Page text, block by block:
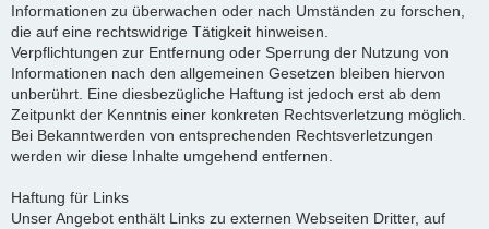
Informationen zu überwachen oder nach Umständen zu forschen,
die auf eine rechtswidrige Tätigkeit hinweisen.
Verpflichtungen zur Entfernung oder Sperrung der Nutzung von
Informationen nach den allgemeinen Gesetzen bleiben hiervon
unberührt. Eine diesbezügliche Haftung ist jedoch erst ab dem
Zeitpunkt der Kenntnis einer konkreten Rechtsverletzung möglich.
Bei Bekanntwerden von entsprechenden Rechtsverletzungen
werden wir diese Inhalte umgehend entfernen.
Haftung für Links
Unser Angebot enthält Links zu externen Webseiten Dritter, auf